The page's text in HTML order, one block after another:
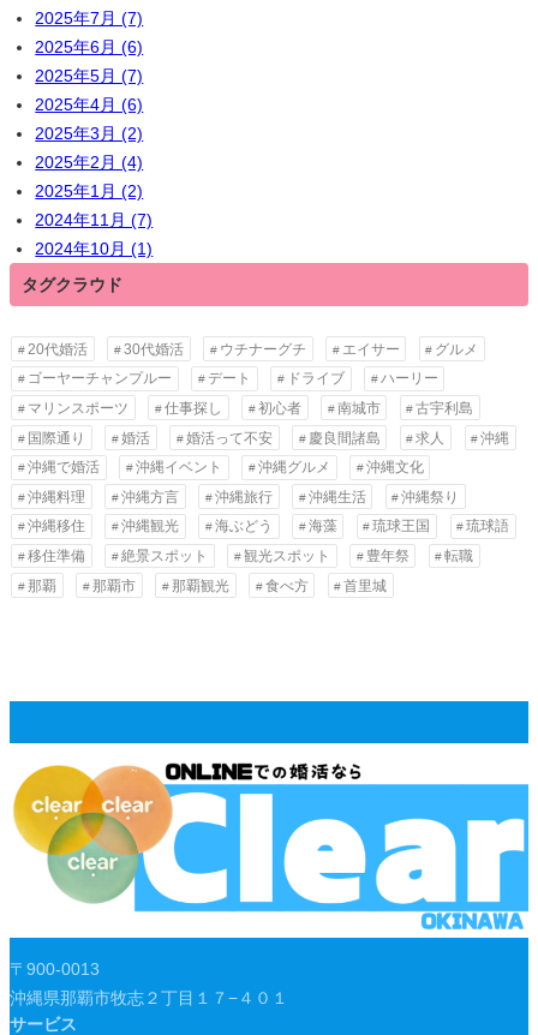
2025年7月 (7)
2025年6月 (6)
2025年5月 (7)
2025年4月 (6)
2025年3月 (2)
2025年2月 (4)
2025年1月 (2)
2024年11月 (7)
2024年10月 (1)
タグクラウド
20代婚活 30代婚活 ウチナーグチ エイサー
グルメ
ゴーヤーチャンプルー
デート ドライブ
ハーリー
マリンスポーツ
仕事探し 初心者 南城市
古宇利島
国際通り
婚活 婚活って不安 慶良間諸島 求人
沖縄
沖縄で婚活
沖縄イベント 沖縄グルメ
沖縄文化
沖縄料理
沖縄方言 沖縄旅行 沖縄生活
沖縄祭り
沖縄移住
沖縄観光 海ぶどう 海藻 琉球王国
琉球語
移住準備
絶景スポット 観光スポット 豊年祭
転職
那覇
那覇市 那覇観光 食べ方 首里城
〒900-0013
沖縄県那覇市牧志２丁目１７−４０１
サービス